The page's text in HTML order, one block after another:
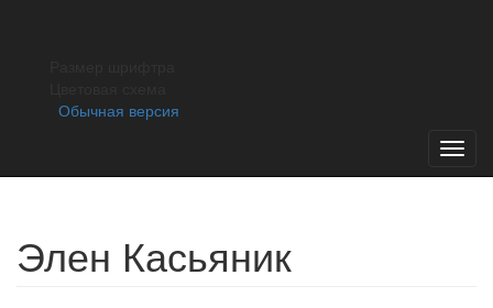
купить на сайте театра. Касса театра
Обычная версия
Элен Касьяник